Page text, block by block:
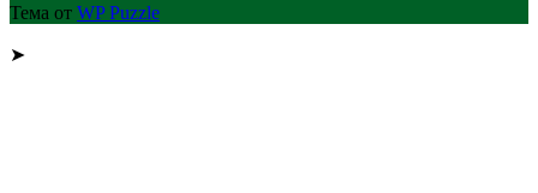
Тема от WP Puzzle
➤